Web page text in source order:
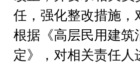
任，强化整改措施
根据《高层民用建筑
定》，对相关责任人